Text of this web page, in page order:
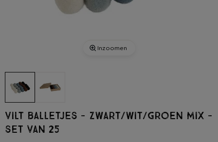
Inzoomen
Vilt balletjes - zwart/wit/groen mix -
set van 25